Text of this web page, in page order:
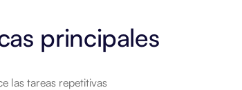
principales
las tareas repetitivas